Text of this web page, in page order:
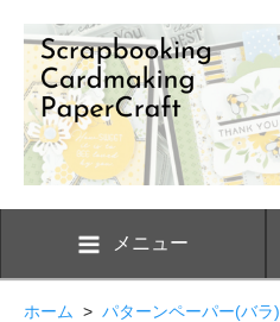
メニュー
ホーム > パターンペーパー(バラ)